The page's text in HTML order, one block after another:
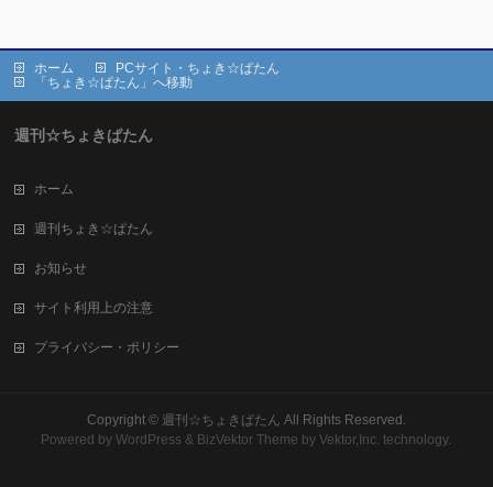
ホーム
PCサイト・ちょき☆ぱたん
「ちょき☆ぱたん」へ移動
週刊☆ちょきぱたん
ホーム
週刊ちょき☆ぱたん
お知らせ
サイト利用上の注意
プライバシー・ポリシー
Copyright © 週刊☆ちょきぱたん All Rights Reserved.
Powered byWordPress & BizVektor Theme by Vektor,Inc. technology.